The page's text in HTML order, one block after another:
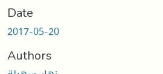
Date
2017-05-20
Authors